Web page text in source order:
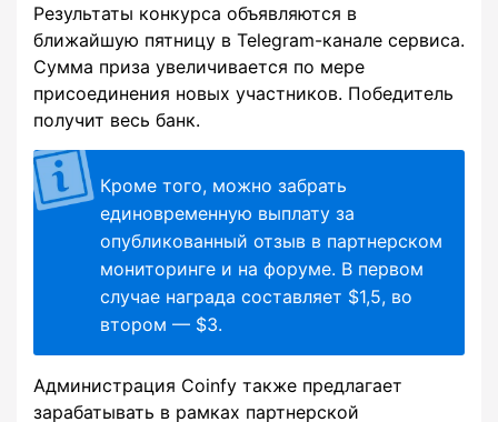
Результаты конкурса объявляются в
ближайшую пятницу в Telegram-канале сервиса.
Сумма приза увеличивается по мере
присоединения новых участников. Победитель
получит весь банк.
Кроме того, можно забрать
единовременную выплату за
опубликованный отзыв в партнерском
мониторинге и на форуме. В первом
случае награда составляет $1,5, во
втором — $3.
Администрация Coinfy также предлагает
зарабатывать в рамках партнерской